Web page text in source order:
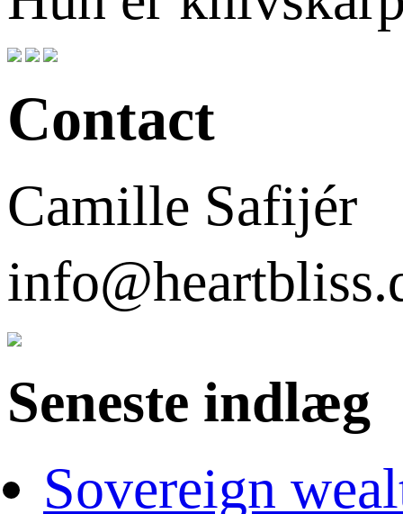
Contact
Camille Safijér
Seneste indlæg
Sovereign